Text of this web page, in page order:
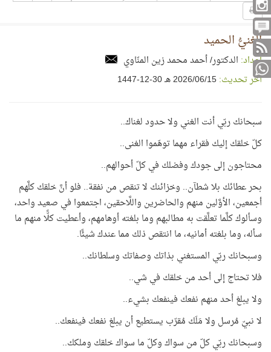
الغنيُّ الحميد
إعداد: الدكتور/ أحمد محمد زين المنّاوي
آخر تحديث:15‏/06‏/2026 هـ 30-12-1447
سبحانك ربّي أنت الغني ولا حدود لغناك..
كلّ خلقك إليك فقراء مهما توهّموا الغنى..
محتاجون إلى جودك وفضلك في كلّ أحوالهم..
بحر عطائك بلا شطآن.. وخزائنك لا تنقص من نفقة.. فلو أنَّ خلقك كلَّهم
أجمعين، الأوَّلين منهم والحاضرين واللَّاحقين، اجتمعوا في صعيد واحد،
وسألوك كلَّما تعلَّقت به مطالبهم وما بلغته أوهامهم، وأعطيت كلًّا منهم ما
سأله، وما بلغته أمانيه، ما انتقص ذلك مما عندك شيئًا.
وسبحانك ربّي المستغني بذاتك وصفاتك وسلطانك..
فلا تحتاج إلى أحد من خلقك في شي..
ولا يبلغ أحد منهم نفعك فينفعك بشيء..
لا نبيّ مُرسل ولا مَلَك مُقرّب يستطيع أن يبلغ نفعك فينفعك..
وسبحانك ربّي كلّ من سواك وكلّ ما سواك خلقك وملكك..